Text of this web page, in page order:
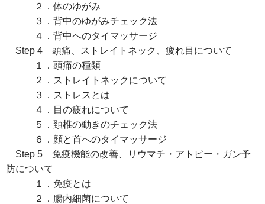
２．体のゆがみ
３．背中のゆがみチェック法
４．背中へのタイマッサージ
Step 4 頭痛、ストレイトネック、疲れ目について
１．頭痛の種類
２．ストレイトネックについて
３．ストレスとは
４．目の疲れについて
５．頚椎の動きのチェック法
６．顔と首へのタイマッサージ
Step 5 免疫機能の改善、リウマチ・アトピー・ガン予
防について
１．免疫とは
２．腸内細菌について